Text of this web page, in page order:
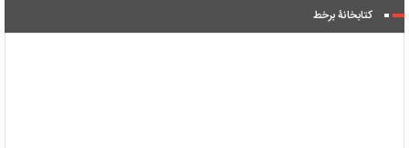
کتابخانۀ برخط